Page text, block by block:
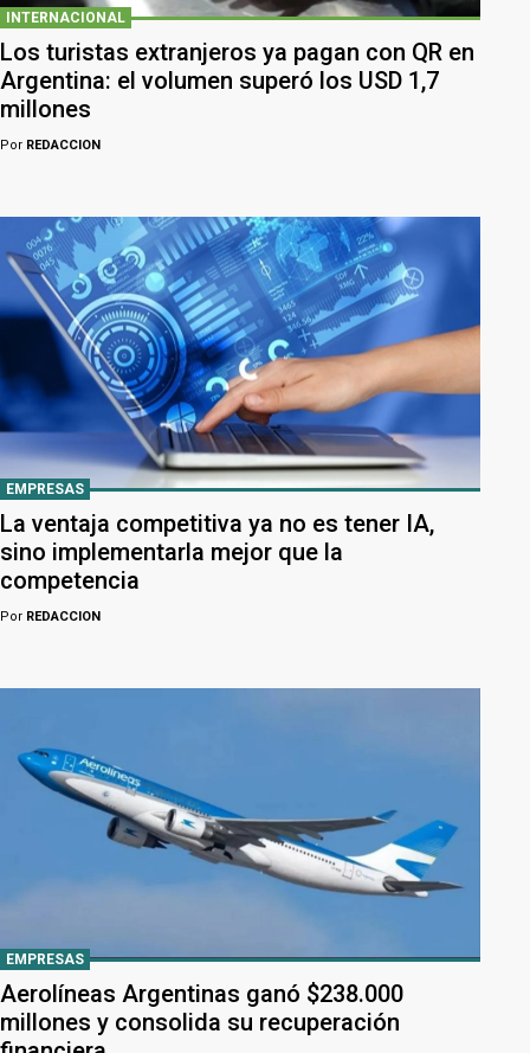
INTERNACIONAL
Los turistas extranjeros ya pagan con QR en
Argentina: el volumen superó los USD 1,7
millones
Por REDACCION
EMPRESAS
La ventaja competitiva ya no es tener IA,
sino implementarla mejor que la
competencia
Por REDACCION
EMPRESAS
Aerolíneas Argentinas ganó $238.000
millones y consolida su recuperación